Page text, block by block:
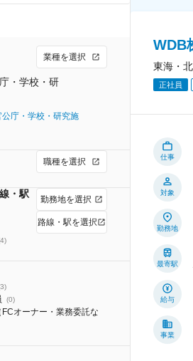
業種を選択
・学校・研
公庁・学校・研究施
職種を選択
・駅 勤務地を選択
路線・駅を選択
4)
3)
(0)
FCオーナー・業務委託な
WDB
東海・
正社員
仕事
対象
勤務地
最寄駅
給与
事業